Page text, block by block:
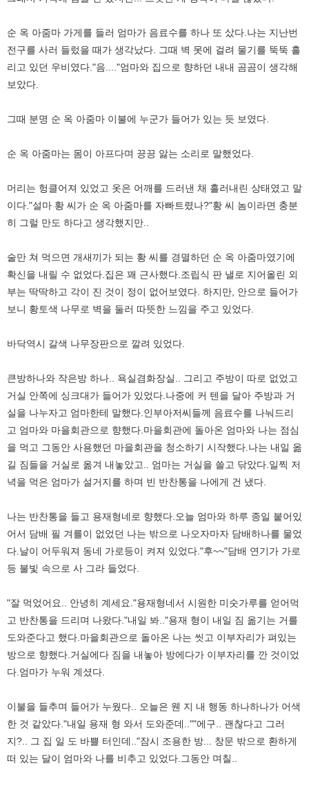
순 옥 아줌마 가게를 들러 엄마가 음료수를 하나 또 샀다.나는 지난번
전구를 사러 들렀을 때가 생각났다. 그때 벽 못에 걸려 물기를 뚝뚝 흘
리고 있던 우비였다."음...."엄마와 집으로 향하던 내내 곰곰이 생각해
보았다.
그때 분명 순 옥 아줌마 이불에 누군가 들어가 있는 듯 보였다.
순 옥 아줌마는 몸이 아프다며 끙끙 앓는 소리로 말했었다.
머리는 헝클어져 있었고 옷은 어깨를 드러낸 채 흘러내린 상태였고 말
이다."설마 황 씨가 순 옥 아줌마를 자빠트렸나?"황 씨 놈이라면 충분
히 그럴 만도 하다고 생각했지만..
술만 쳐 먹으면 개새끼가 되는 황 씨를 경멸하던 순 옥 아줌마였기에
확신을 내릴 수 없었다.집은 꽤 근사했다.조립식 판 낼로 지어올린 외
부는 딱딱하고 각이 진 것이 정이 없어보였다. 하지만, 안으로 들어가
보니 황토색 나무로 벽을 둘러 따뜻한 느낌을 주고 있었다.
바닥역시 갈색 나무장판으로 깔려 있었다.
큰방하나와 작은방 하나.. 욕실겸화장실.. 그리고 주방이 따로 없었고
거실 안쪽에 싱크대가 들어가 있었다.나중에 커 텐을 달아 주방과 거
실을 나누자고 엄마한테 말했다.인부아저씨들께 음료수를 나눠드리
고 엄마와 마을회관으로 향했다.마을회관에 돌아온 엄마와 나는 점심
을 먹고 그동안 사용했던 마을회관을 청소하기 시작했다.나는 내일 옮
길 짐들을 거실로 옮겨 내놓았고.. 엄마는 거실을 쓸고 닦았다.일찍 저
녁을 먹은 엄마가 설거지를 하며 빈 반찬통을 나에게 건 냈다.
나는 반찬통을 들고 용재형네로 향했다.오늘 엄마와 하루 종일 붙어있
어서 담배 필 겨를이 없었던 나는 밖으로 나오자마자 담배하나를 물었
다.날이 어두워져 동네 가로등이 켜져 있었다."후~~"담배 연기가 가로
등 불빛 속으로 사 그라 들었다.
"잘 먹었어요.. 안녕히 계세요."용재형네서 시원한 미숫가루를 얻어먹
고 반찬통을 드리며 나왔다."내일 봐.."용재 형이 내일 짐 옮기는 거를
도와준다고 했다.마을회관으로 돌아온 나는 씻고 이부자리가 펴있는
방으로 향했다.거실에다 짐을 내놓아 방에다가 이부자리를 깐 것이었
다.엄마가 누워 계셨다.
이불을 들추며 들어가 누웠다.. 오늘은 웬 지 내 행동 하나하나가 어색
한 것 같았다."내일 용재 형 와서 도와준데..""에구.. 괜찮다고 그러
지?.. 그 집 일 도 바쁠 터인데.."잠시 조용한 방... 창문 밖으로 환하게
떠 있는 달이 엄마와 나를 비추고 있었다.그동안 며칠..